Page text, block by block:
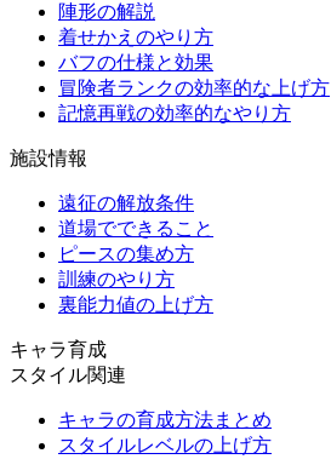
陣形の解説
着せかえのやり方
バフの仕様と効果
冒険者ランクの効率的な上げ方
記憶再戦の効率的なやり方
施設情報
遠征の解放条件
道場でできること
ピースの集め方
訓練のやり方
裏能力値の上げ方
キャラ育成
スタイル関連
キャラの育成方法まとめ
スタイルレベルの上げ方